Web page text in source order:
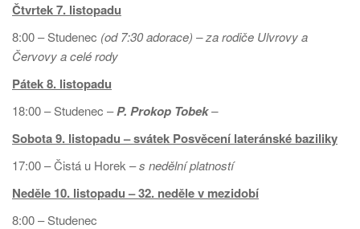
Čtvrtek 7. listopadu
8:00 – Studenec (od 7:30 adorace) – za rodiče Ulvrovy a
Červovy a celé rody
Pátek 8. listopadu
18:00 – Studenec –P. Prokop Tobek–
Sobota 9. listopadu – svátek Posvěcení lateránské baziliky
17:00 – Čistá u Horek –s nedělní platností
Neděle 10. listopadu – 32. neděle v mezidobí
8:00 – Studenec